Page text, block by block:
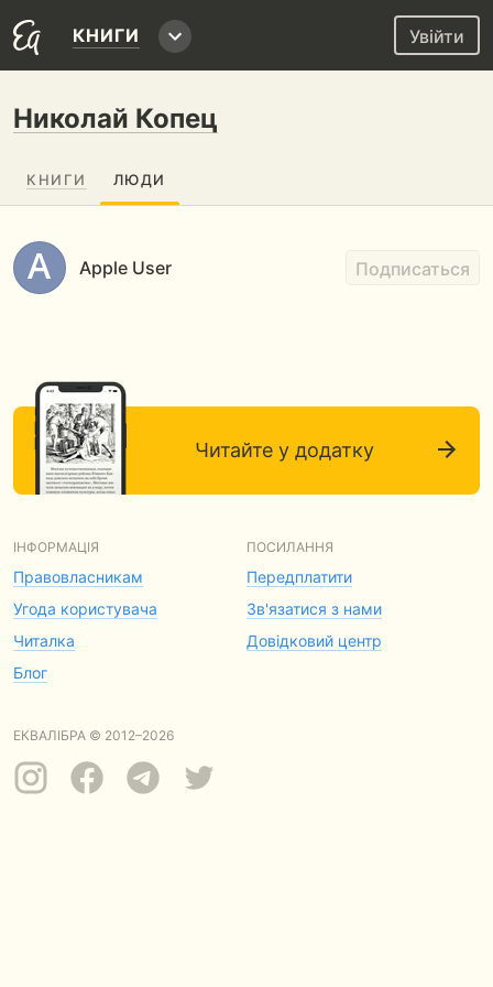
КНИГИ Увійти
Николай Копец
КНИГИ ЛЮДИ
Apple User Подписаться
Читайте у додатку
ІНФОРМАЦІЯ
Правовласникам
Угода користувача
Читалка
Блог
ПОСИЛАННЯ
Передплатити
Зв'язатися з нами
Довідковий центр
ЕКВАЛІБРА © 2012–2026